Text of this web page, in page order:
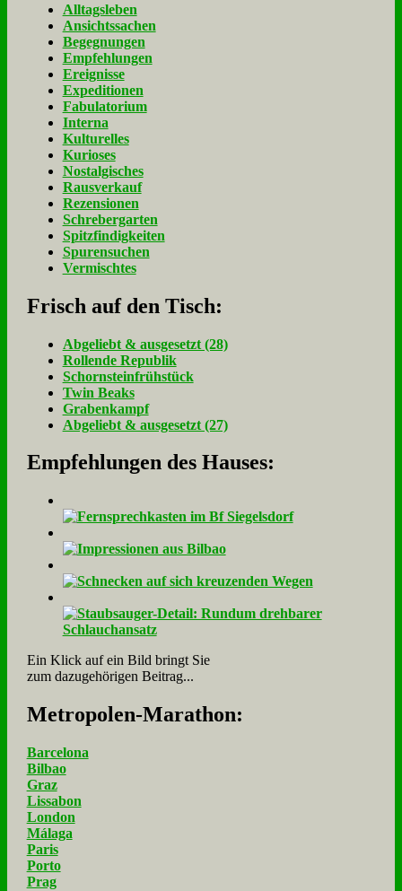
Alltagsleben
Ansichtssachen
Begegnungen
Empfehlungen
Ereignisse
Expeditionen
Fabulatorium
Interna
Kulturelles
Kurioses
Nostalgisches
Rausverkauf
Rezensionen
Schrebergarten
Spitzfindigkeiten
Spurensuchen
Vermischtes
Frisch auf den Tisch:
Ab­ge­liebt & aus­ge­setzt (28)
Rol­len­de Re­pu­blik
Schorn­stein­früh­stück
Twin Beaks
Gra­ben­kampf
Ab­ge­liebt & aus­ge­setzt (27)
Empfehlungen des Hauses:
Ein Klick auf ein Bild bringt Sie
zum dazugehörigen Beitrag...
Me­tro­po­len-Ma­ra­thon:
Barcelona
Bilbao
Graz
Lissabon
London
Málaga
Paris
Porto
Prag